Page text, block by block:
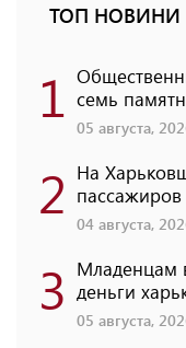
ТОП НОВИНИ
1 семь
05 августа,
2 На
пассажиров
04 августа,
3 Младенцам
деньги
05 августа,